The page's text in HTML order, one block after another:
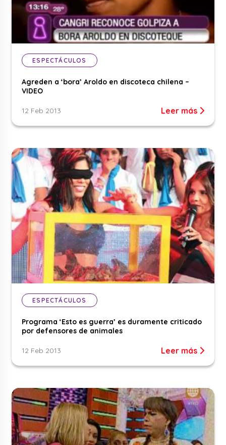
ESPECTÁCULOS
Agreden a ‘bora’ Aroldo en discoteca chilena –
VIDEO
12 Feb 2013 Leer más
ESPECTÁCULOS
Programa ‘Esto es guerra’ es duramente criticado
por defensores de animales
12 Feb 2013 Leer más